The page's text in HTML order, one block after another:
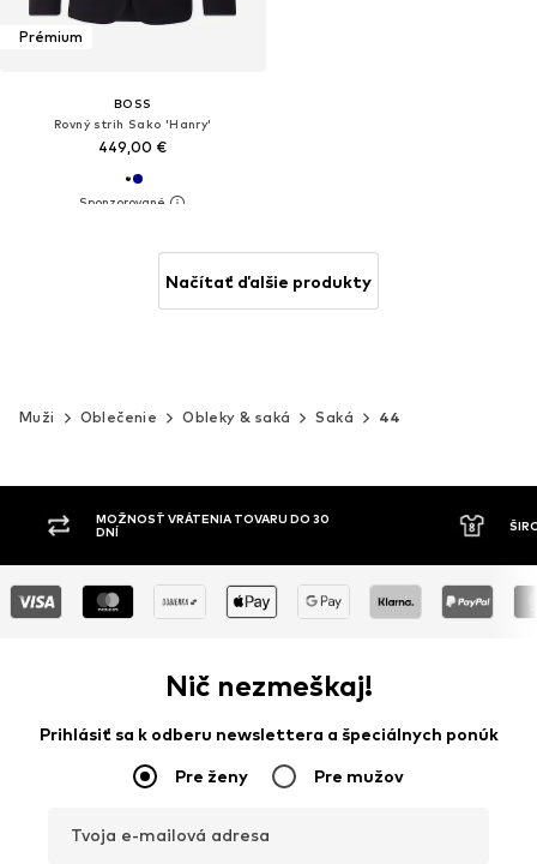
Prémium
BOSS
Rovný strih Sako 'Hanry'
449,00 €
Načítať ďalšie produkty
Muži Oblečenie Obleky & saká Saká 44
MOŽNOSŤ VRÁTENIA TOVARU DO 30
DNÍ
Nič nezmeškaj!
Prihlásiť sa k odberu newslettera a špeciálnych ponúk
Pre ženy Pre mužov
Tvoja e-mailová adresa